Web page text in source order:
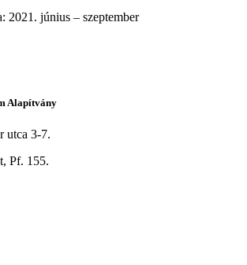
2021. június – szeptember
Alapítvány
utca 3-7.
Pf. 155.